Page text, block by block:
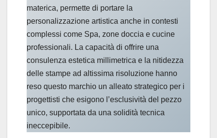
materica, permette di portare la
personalizzazione artistica anche in contesti
complessi come Spa, zone doccia e cucine
professionali. La capacità di offrire una
consulenza estetica millimetrica e la nitidezza
delle stampe ad altissima risoluzione hanno
reso questo marchio un alleato strategico per i
progettisti che esigono l’esclusività del pezzo
unico, supportata da una solidità tecnica
ineccepibile.